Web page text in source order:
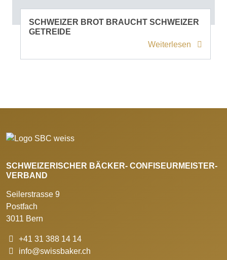
SCHWEIZER BROT BRAUCHT SCHWEIZER
GETREIDE
Weiterlesen
SCHWEIZERISCHER BÄCKER- CONFISEURMEISTER-
VERBAND
Seilerstrasse 9
Postfach
3011 Bern
+41 31 388 14 14
info@swissbaker.ch